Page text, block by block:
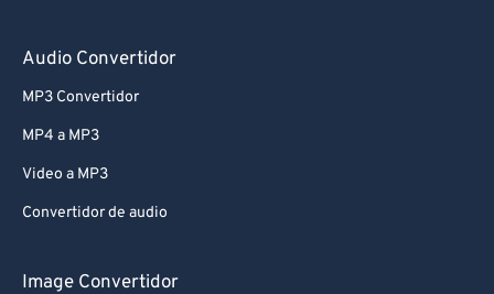
Audio Convertidor
MP3 Convertidor
MP4 a MP3
Video a MP3
Convertidor de audio
Image Convertidor